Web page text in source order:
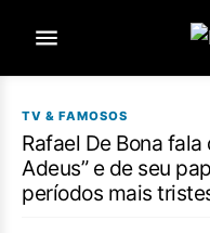
TV & FAMOSOS
Rafael De Bona
Adeus” e de seu
períodos mais